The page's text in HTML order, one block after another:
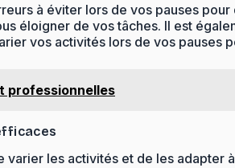
à éviter lors de vos pauses
éloigner de vos tâches. Il est
vos activités lors de vos
professionnelles
les activités et de les